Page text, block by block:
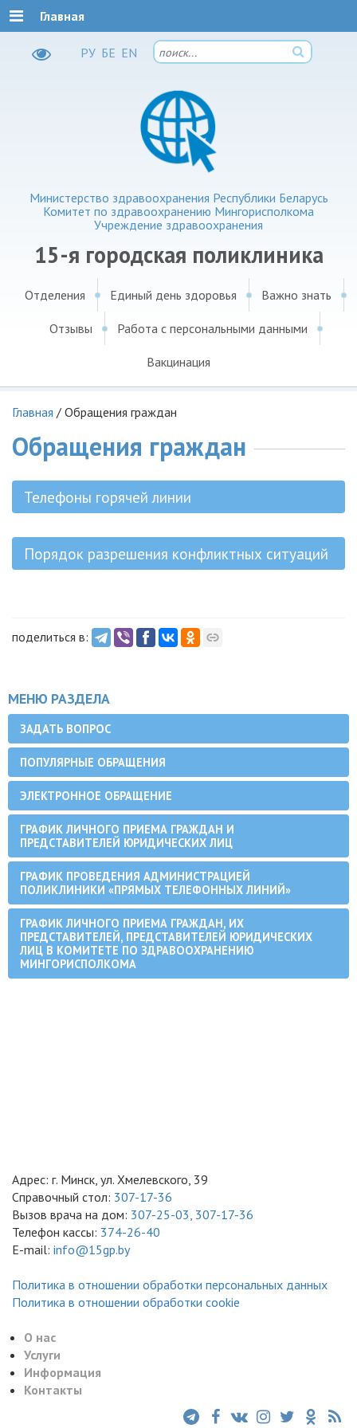
РУ БЕ EN
Министерство здравоохранения Республики Беларусь
Комитет по здравоохранению Мингорисполкома
Учреждение здравоохранения
15-я городская поликлиника
Главная
Отделения Единый день здоровья Важно знать
Отзывы Работа с персональными данными
Вакцинация
Главная / Обращения граждан
Обращения граждан
Телефоны горячей линии
Порядок разрешения конфликтных ситуаций
поделиться в:
МЕНЮ РАЗДЕЛА
ЗАДАТЬ ВОПРОС
ПОПУЛЯРНЫЕ ОБРАЩЕНИЯ
ЭЛЕКТРОННОЕ ОБРАЩЕНИЕ
ГРАФИК ЛИЧНОГО ПРИЕМА ГРАЖДАН И
ПРЕДСТАВИТЕЛЕЙ ЮРИДИЧЕСКИХ ЛИЦ
ГРАФИК ПРОВЕДЕНИЯ АДМИНИСТРАЦИЕЙ
ПОЛИКЛИНИКИ «ПРЯМЫХ ТЕЛЕФОННЫХ ЛИНИЙ»
ГРАФИК ЛИЧНОГО ПРИЕМА ГРАЖДАН, ИХ
ПРЕДСТАВИТЕЛЕЙ, ПРЕДСТАВИТЕЛЕЙ ЮРИДИЧЕСКИХ
ЛИЦ В КОМИТЕТЕ ПО ЗДРАВООХРАНЕНИЮ
МИНГОРИСПОЛКОМА
Адрес: г. Минск, ул. Хмелевского, 39
Справочный стол: 307-17-36
Вызов врача на дом: 307-25-03, 307-17-36
Телефон кассы: 374-26-40
E-mail: info@15gp.by
Политика в отношении обработки персональных данных
Политика в отношении обработки cookie
О нас
Услуги
Информация
Контакты